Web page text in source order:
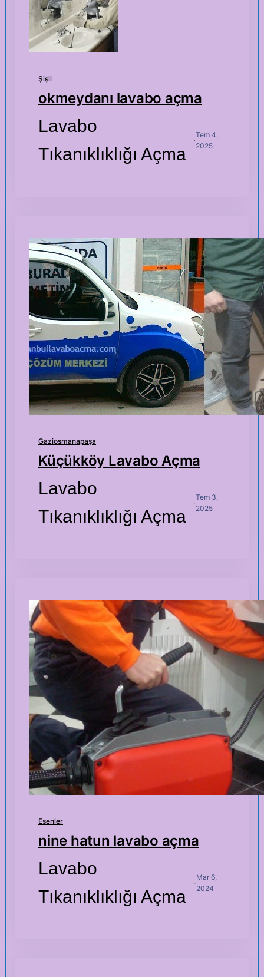
Şişli
okmeydanı lavabo açma
Lavabo
Tıkanıklıklığı Açma
·
Tem 4,
2025
Gaziosmanapaşa
Küçükköy Lavabo Açma
Lavabo
Tıkanıklıklığı Açma
·
Tem 3,
2025
Esenler
nine hatun lavabo açma
Lavabo
Tıkanıklıklığı Açma
·
Mar 6,
2024